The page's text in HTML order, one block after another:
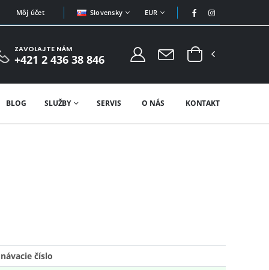
Môj účet Slovensky EUR
ZAVOLAJTE NÁM
+421 2 436 38 846
KONTAKT
O NÁS
SERVIS
SLUŽBY
BLOG
číslo